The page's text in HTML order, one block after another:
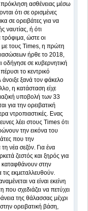
πρόκληση ασθένειας μέσω
ότι σε ορισμένες
σε ορειβάτες για να
ναυτίας, ή ότι
ώστε οι
με τους Times, η πρώτη
ήρθε το 2018,
σε κυβερνητική
το κεντρικό
ξανά τον φάκελο
η κατάσταση είχε
υποβολή των 33
για την ορειβατική
ντροπιαστικές. Ενας
λέει στους Times ότι
την εικόνα του
που την
νέα σεζόν. Για ένα
ζεστός και ξηρός για
καταφθάνουν στην
εκμεταλλευθούν.
να είναι εκείνη
σχεδιάζει να πετύχει
της θάλασσας μέχρι
ορειβατική βάση,